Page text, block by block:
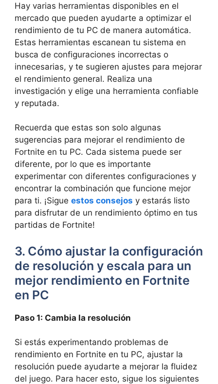
Hay varias herramientas disponibles en el
mercado que pueden ayudarte a optimizar el
rendimiento de tu PC de manera automática.
Estas herramientas escanean tu sistema en
busca de configuraciones incorrectas o
innecesarias, y te sugieren ajustes para mejorar
el rendimiento general. Realiza una
investigación y elige una herramienta confiable
y reputada.
Recuerda que estas son solo algunas
sugerencias para mejorar el rendimiento de
Fortnite en tu PC. Cada sistema puede ser
diferente, por lo que es importante
experimentar con diferentes configuraciones y
encontrar la combinación que funcione mejor
para ti. ¡Sigue estos consejos y estarás listo
para disfrutar de un rendimiento óptimo en tus
partidas de Fortnite!
3. Cómo ajustar la configuración
de resolución y escala para un
mejor rendimiento en Fortnite
en PC
Paso 1: Cambia la resolución
Si estás experimentando problemas de
rendimiento en Fortnite en tu PC, ajustar la
resolución puede ayudarte a mejorar la fluidez
del juego. Para hacer esto, sigue los siguientes